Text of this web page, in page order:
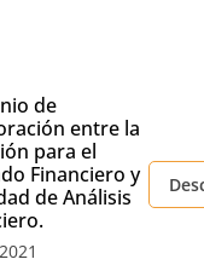
de
entre la
para el
Financiero y
de Análisis